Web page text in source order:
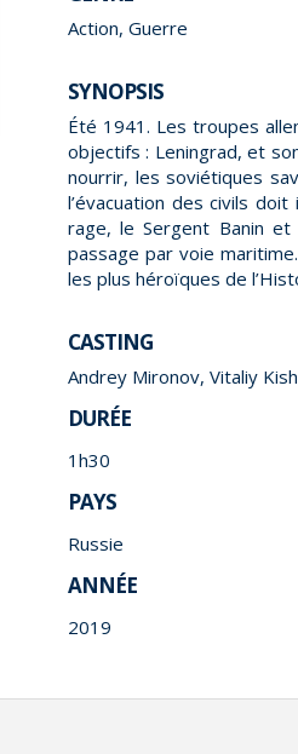
Action, Guerre
SYNOPSIS
Été 1941. Les troupes
objectifs : Leningrad, et
nourrir, les soviétiques
l’évacuation des civils
rage, le Sergent Banin
passage par voie
les plus héroïques de
CASTING
Andrey Mironov, Vitaliy
DURÉE
1h30
PAYS
Russie
ANNÉE
2019